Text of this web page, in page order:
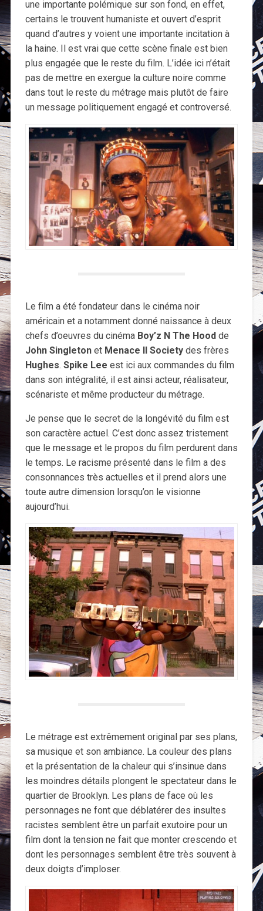
une importante polémique sur son fond, en effet,
certains le trouvent humaniste et ouvert d’esprit
quand d’autres y voient une importante incitation à
la haine. Il est vrai que cette scène finale est bien
plus engagée que le reste du film. L’idée ici n’était
pas de mettre en exergue la culture noire comme
dans tout le reste du métrage mais plutôt de faire
un message politiquement engagé et controversé.
Le film a été fondateur dans le cinéma noir
américain et a notamment donné naissance à deux
chefs d’oeuvres du cinéma Boy’z N The Hood de
John Singletonet Menace II Societydes frères
Hughes. Spike Lee est ici aux commandes du film
dans son intégralité, il est ainsi acteur, réalisateur,
scénariste et même producteur du métrage.
Je pense que le secret de la longévité du film est
son caractère actuel. C’est donc assez tristement
que le message et le propos du film perdurent dans
le temps. Le racisme présenté dans le film a des
consonnances très actuelles et il prend alors une
toute autre dimension lorsqu’on le visionne
aujourd’hui.
Le métrage est extrêmement original par ses plans,
sa musique et son ambiance. La couleur des plans
et la présentation de la chaleur qui s’insinue dans
les moindres détails plongent le spectateur dans le
quartier de Brooklyn. Les plans de face où les
personnages ne font que déblatérer des insultes
racistes semblent être un parfait exutoire pour un
film dont la tension ne fait que monter crescendo et
dont les personnages semblent être très souvent à
deux doigts d’imploser.